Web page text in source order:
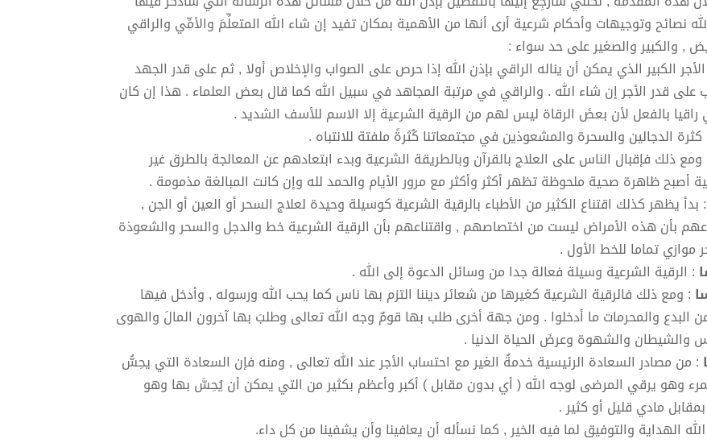
نصائح وتوجيهات وأحكام شرعية أرى أنها من الأهمية بمكان تفيد إن شاء الله المتعلِّمَ والأمِّي والراقي
, والكبير والصغير على حد سواء :
الكبير الذي يمكن أن يناله الراقي بإذن الله إذا حرص على الصواب والإخلاص أولا , ثم على قدر الجهد
على قدر الأجر إن شاء الله . والراقي في مرتبة المجاهد في سبيل الله كما قال بعض العلماء . هذا إن كان
راقيا بالفعل لأن بعضَ الرقاة ليس لهم من الرقية الشرعية إلا الاسم للأسف الشديد .
كثرة الدجالين والسحرة والمشعوذين في مجتمعاتنا كُثرةً ملفتة للانتباه .
ومع ذلك فإقبال الناس على العلاج بالقرآن وبالطريقة الشرعية وبدء ابتعادهم عن المعالجة بالطرق غير
أصبح ظاهرة صحية ملحوظة تظهر أكثر وأكثر مع مرور الأيام والحمد لله وإن كانت المبالغة مذمومة .
: بدأ يظهر كذلك اقتناع الكثير من الأطباء بالرقية الشرعية كوسيلة وحيدة لعلاج السحر أو العين أو الجن ,
بأن هذه الأمراض ليست من اختصاصهم , واقتناعهم بأن الرقية الشرعية خط والدجل والسحر والشعوذة
موازي تماما للخط الأول .
: الرقية الشرعية وسيلة فعالة جدا من وسائل الدعوة إلى الله .
: ومع ذلك فالرقية الشرعية كغيرها من شعائر ديننا التزم بها ناس كما يحب الله ورسوله , وأدخل فيها
البدع والمحرمات ما أدخلوا . ومن جهة أخرى طلب بها قومٌ وجه الله تعالى وطلبَ بها آخرون المالَ والهوى
والشيطان والشهوة وعرضَ الحياة الدنيا .
: من مصادر السعادة الرئيسية خدمةُ الغير مع احتساب الأجر عند الله تعالى , ومنه فإن السعادة التي يحِسُّ
وهو يرقي المرضى لوجه الله ( أي بدون مقابل ) أكبر وأعظم بكثير من التي يمكن أن يُحِسَّ بها وهو
مادي قليل أو كثير .
الهداية والتوفيق لما فيه الخير , كما نسأله أن يعافينا وأن يشفينا من كل داء.